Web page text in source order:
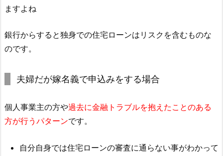
ますよね
銀行からすると独身での住宅ローンはリスクを含むものな
のです。
夫婦だが嫁名義で申込みをする場合
個人事業主の方や過去に金融トラブルを抱えたことのある
方が行うパターンです。
自分自身では住宅ローンの審査に通らない事がわかって